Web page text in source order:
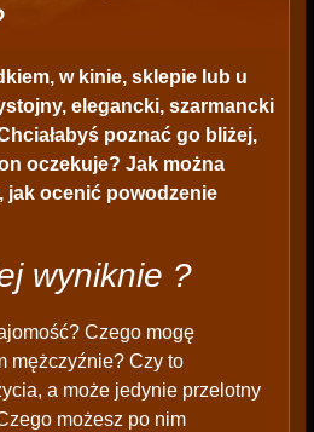
w kinie, sklepie lub u
elegancki, szarmancki
poznać go bliżej,
oczekuje? Jak można
jak ocenić powodzenie
wyniknie ?
Czego mogę
mężczyźnie? Czy to
a może jedynie przelotny
możesz po nim